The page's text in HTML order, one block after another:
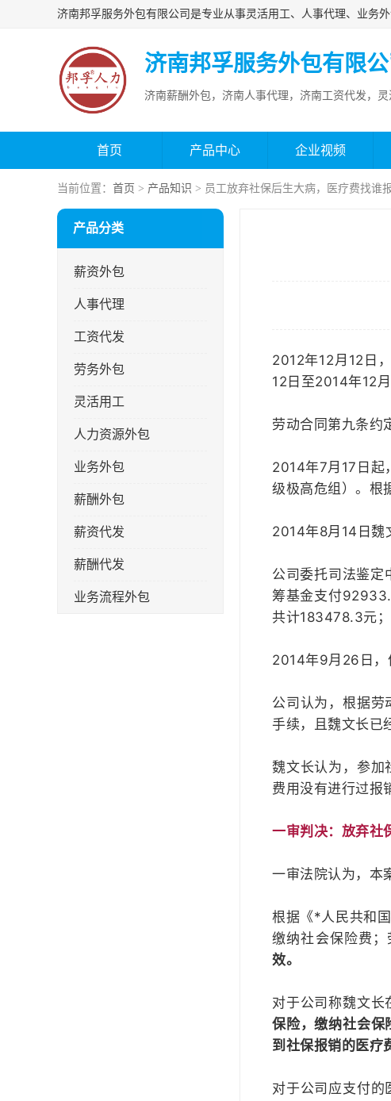
济南邦孚服务外包有限公
济南薪酬外包，济南人事代理，济南工资代发，灵
首页 产品中心 企业视频
当前位置： 首页 > 产品知识 > 员工放弃社保后生大病，医疗费找谁报
产品分类
薪资外包
人事代理
工资代发
劳务外包
灵活用工
人力资源外包
业务外包
薪酬外包
薪资代发
薪酬代发
业务流程外包
2012年12月12日
12日至2014年12月
劳动合同第九条约
2014年7月17日起
级极高危组）。根
2014年8月14日魏
公司委托司法鉴定
筹基金支付
共计183478.3元
2014年9月26日，
公司认为，根据劳
手续，且魏文长已
魏文长认为，参加
费用没有进行过报
一审判决：放弃社
一审法院认为，本
根据《*人民共和
缴纳社会保险费
效。
对于公司称魏文长
保险，缴纳社会保
到社保报销的医疗
对于公司应支付的